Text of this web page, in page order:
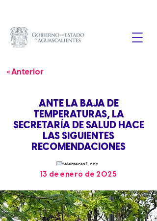
« Anterior
ANTE LA BAJA DE
TEMPERATURAS, LA
SECRETARÍA DE SALUD HACE
LAS SIGUIENTES
RECOMENDACIONES
13 de enero de 2025